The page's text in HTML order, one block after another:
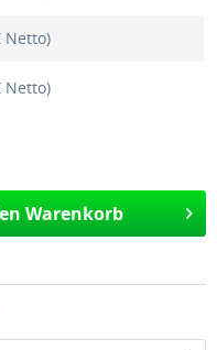
Netto)
Netto)
Warenkorb